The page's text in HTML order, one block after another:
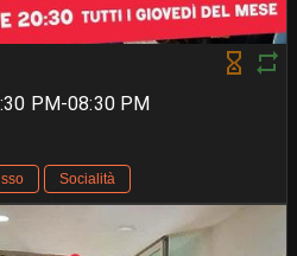
PM-08:30 PM
Socialità